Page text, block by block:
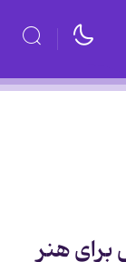
هنر